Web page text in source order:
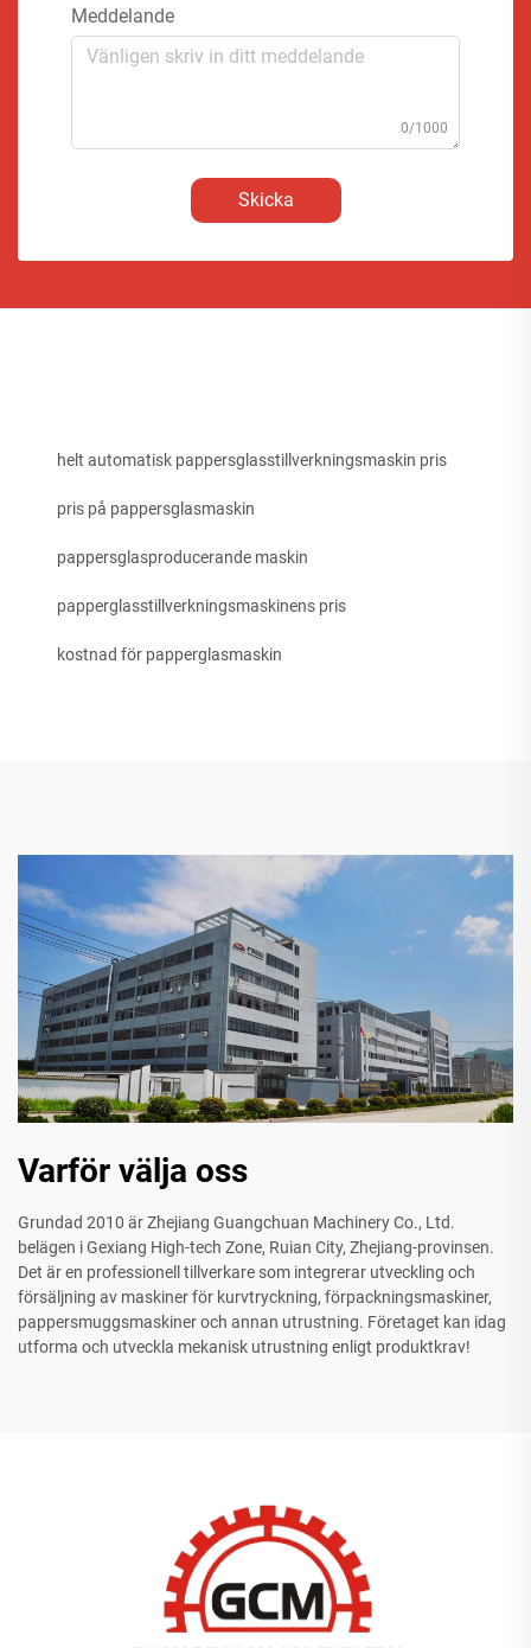
Meddelande
0/1000
Skicka
helt automatisk pappersglasstillverkningsmaskin pris
pris på pappersglasmaskin
pappersglasproducerande maskin
papperglasstillverkningsmaskinens pris
kostnad för papperglasmaskin
Varför välja oss
Grundad 2010 är Zhejiang Guangchuan Machinery Co., Ltd.
belägen i Gexiang High-tech Zone, Ruian City, Zhejiang-provinsen.
Det är en professionell tillverkare som integrerar utveckling och
försäljning av maskiner för kurvtryckning, förpackningsmaskiner,
pappersmuggsmaskiner och annan utrustning. Företaget kan idag
utforma och utveckla mekanisk utrustning enligt produktkrav!